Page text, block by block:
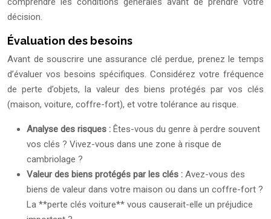
décision.
Évaluation des besoins
Avant de souscrire une assurance clé perdue, prenez le temps
d’évaluer vos besoins spécifiques. Considérez votre fréquence
de perte d’objets, la valeur des biens protégés par vos clés
(maison, voiture, coffre-fort), et votre tolérance au risque.
Analyse des risques : Êtes-vous du genre à perdre souvent
vos clés ? Vivez-vous dans une zone à risque de
cambriolage ?
Valeur des biens protégés par les clés : Avez-vous des
biens de valeur dans votre maison ou dans un coffre-fort ?
La **perte clés voiture** vous causerait-elle un préjudice